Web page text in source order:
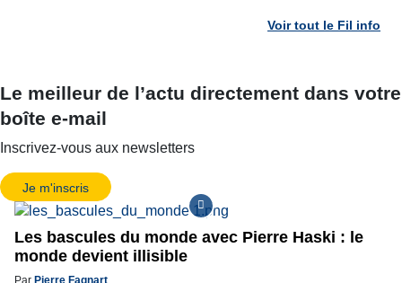
Voir tout le Fil info
Le meilleur de l’actu directement dans votre
boîte e-mail
Inscrivez-vous aux newsletters
Je m'inscris
Les bascules du monde avec Pierre Haski : le
monde devient illisible
Par Pierre Fagnart